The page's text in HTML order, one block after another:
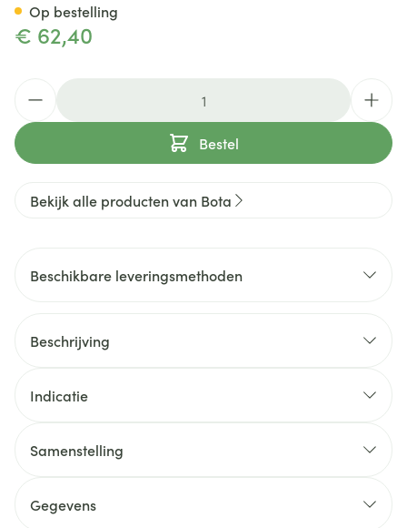
€ 62,40
Bestel
Op bestelling
Bekijk alle producten van Bota
Beschikbare leveringsmethoden
Beschrijving
Indicatie
Samenstelling
Gegevens